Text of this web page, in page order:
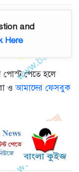
and
Here
পোস্ট পেতে হলে
ওআমাদের ফেসবুক